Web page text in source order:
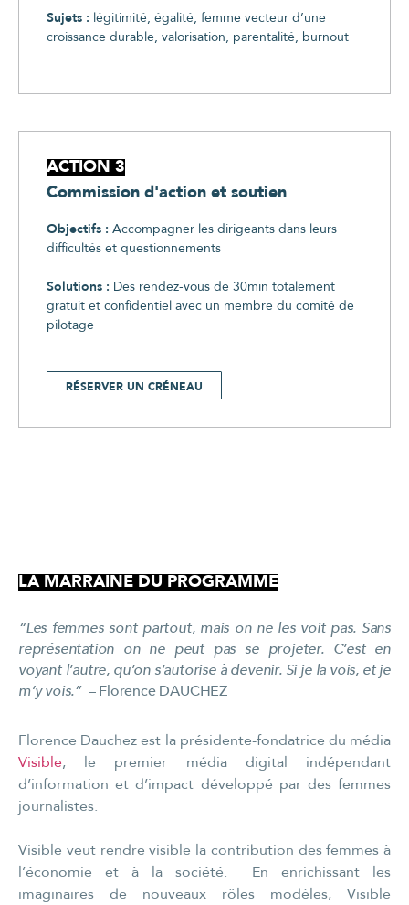
Sujets : légitimité, égalité, femme vecteur d’une
croissance durable, valorisation, parentalité, burnout
ACTION 3
Commission d'action et soutien
Objectifs : Accompagner les dirigeants dans leurs
difficultés et questionnements
Solutions : Des rendez-vous de 30min totalement
gratuit et confidentiel avec un membre du comité de
pilotage
RÉSERVER UN CRÉNEAU
LA MARRAINE DU PROGRAMME
“Les femmes sont partout, mais on ne les voit pas. Sans
représentation on ne peut pas se projeter. C’est en
voyant l’autre, qu’on s’autorise à devenir. Si je la vois, et je
m’y vois.” – Florence DAUCHEZ
Florence Dauchez est la présidente-fondatrice du média
Visible, le premier média digital indépendant
d’information et d’impact développé par des femmes
journalistes.
Visible veut rendre visible la contribution des femmes à
l’économie et à la société. En enrichissant les
imaginaires de nouveaux rôles modèles, Visible